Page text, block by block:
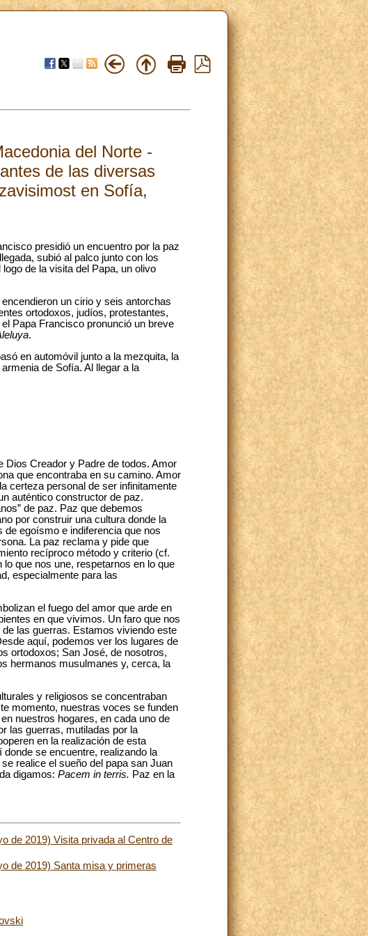
del Norte -
de las diversas
en Sofía,
presidió un encuentro por la paz
subió al palco junto con los
de la visita del Papa, un olivo
un cirio y seis antorchas
ortodoxos, judíos, protestantes,
Papa Francisco pronunció un breve
.
en automóvil junto a la mezquita, la
de Sofía. Al llegar a la
Dios Creador y Padre de todos. Amor
que encontraba en su camino. Amor
certeza personal de ser infinitamente
auténtico constructor de paz.
de paz. Paz que debemos
por construir una cultura donde la
de egoísmo e indiferencia que nos
La paz reclama y pide que
recíproco método y criterio (cf.
que nos une, respetarnos en lo que
especialmente para las
el fuego del amor que arde en
en que vivimos. Un faro que nos
las guerras. Estamos viviendo este
aquí, podemos ver los lugares de
ortodoxos; San José, de nosotros,
hermanos musulmanes y, cerca, la
y religiosos se concentraban
momento, nuestras voces se funden
nuestros hogares, en cada uno de
las guerras, mutiladas por la
en la realización de esta
se encuentre, realizando la
realice el sueño del papa san Juan
digamos: Pacem in terris. Paz en la
de 2019) Visita privada al Centro de
de 2019) Santa misa y primeras